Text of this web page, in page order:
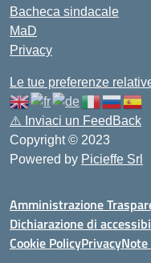
Bacheca sindacale
MaD
Privacy
Le tue preferenze
⚠️ Inviaci un FeedBack
Copyright © 2023
Powered by Picieffe Srl
Amministrazione
Dichiarazione di
Cookie PolicyPrivacyNote